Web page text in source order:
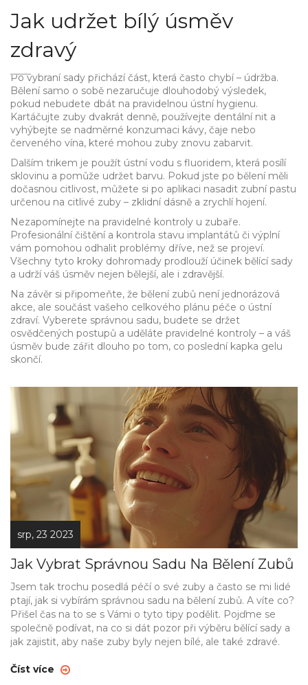
Jak udržet bílý úsměv
zdravý
Po vybraní sady přichází část, která často chybí – údržba.
Bělení samo o sobě nezaručuje dlouhodobý výsledek,
pokud nebudete dbát na pravidelnou ústní hygienu.
Kartáčujte zuby dvakrát denně, používejte dentální nit a
vyhýbejte se nadměrné konzumaci kávy, čaje nebo
červeného vína, které mohou zuby znovu zabarvit.
Dalším trikem je použít ústní vodu s fluoridem, která posílí
sklovinu a pomůže udržet barvu. Pokud jste po bělení měli
dočasnou citlivost, můžete si po aplikaci nasadit zubní pastu
určenou na citlivé zuby – zklidní dásně a zrychlí hojení.
Nezapomínejte na pravidelné kontroly u zubaře.
Profesionální čištění a kontrola stavu implantátů či výplní
vám pomohou odhalit problémy dříve, než se projeví.
Všechny tyto kroky dohromady prodlouží účinek bělící sady
a udrží váš úsměv nejen bělejší, ale i zdravější.
Na závěr si připomeňte, že bělení zubů není jednorázová
akce, ale součást vašeho celkového plánu péče o ústní
zdraví. Vyberete správnou sadu, budete se držet
osvědčených postupů a uděláte pravidelné kontroly – a váš
úsměv bude zářit dlouho po tom, co poslední kapka gelu
skončí.
srp, 23 2023
Jak Vybrat Správnou Sadu Na Bělení Zubů
Jsem tak trochu posedlá péčí o své zuby a často se mi lidé
ptají, jak si vybírám správnou sadu na bělení zubů. A víte co?
Přišel čas na to se s Vámi o tyto tipy podělit. Pojďme se
společně podívat, na co si dát pozor při výběru bělící sady a
jak zajistit, aby naše zuby byly nejen bílé, ale také zdravé.
Číst více